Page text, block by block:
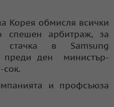
Корея обмисля всички
спешен арбитраж, за
стачка в Samsung
преди ден министър-
и профсъюза